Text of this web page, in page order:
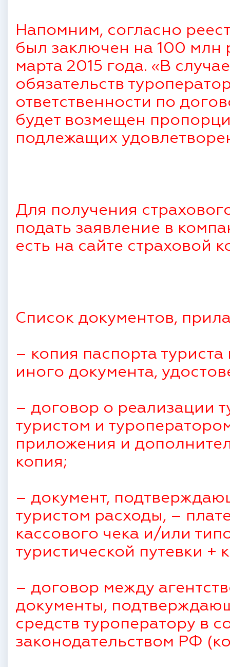
Напомним, согласно
был заключен на 100 млн
марта 2015 года. «В
обязательств
ответственности по
будет возмещен
подлежащих
Для получения
подать заявление в
есть на сайте страховой
Список документов,
– копия паспорта
иного документа,
– договор о реализации
туристом и
приложения и
копия;
– документ,
туристом расходы, –
кассового чека и/или
туристической путевки +
– договор между
документы,
средств туроператору в
законодательством РФ